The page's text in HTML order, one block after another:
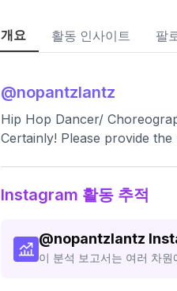
개요 활동 인사이트 팔
@nopantzlantz
Hip Hop Dancer/
Certainly! Please provide
Instagram 활동 추적
@nopantzlantz
이 분석 보고서는 여러 차